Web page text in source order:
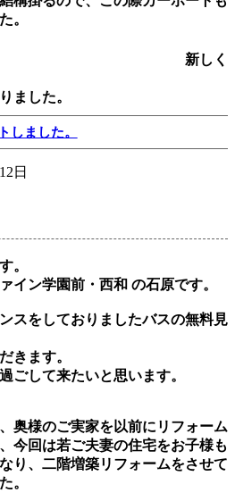
。
ポート 新しく
ました。
しました。
日
。
イン学園前・西和 の石原です。
スをしておりましたバスの無料見
きます。
ごして来たいと思います。
奥様のご実家を以前にリフォーム
今回は若ご夫妻の住宅をお子様も
り、二階増築リフォームをさせて
。